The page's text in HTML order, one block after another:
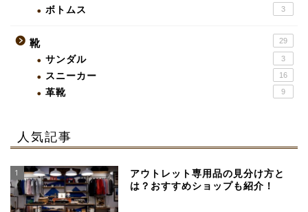
ボトムス 3
靴 29
サンダル 3
スニーカー 16
革靴 9
人気記事
1
アウトレット専用品の見分け方と
は？おすすめショップも紹介！